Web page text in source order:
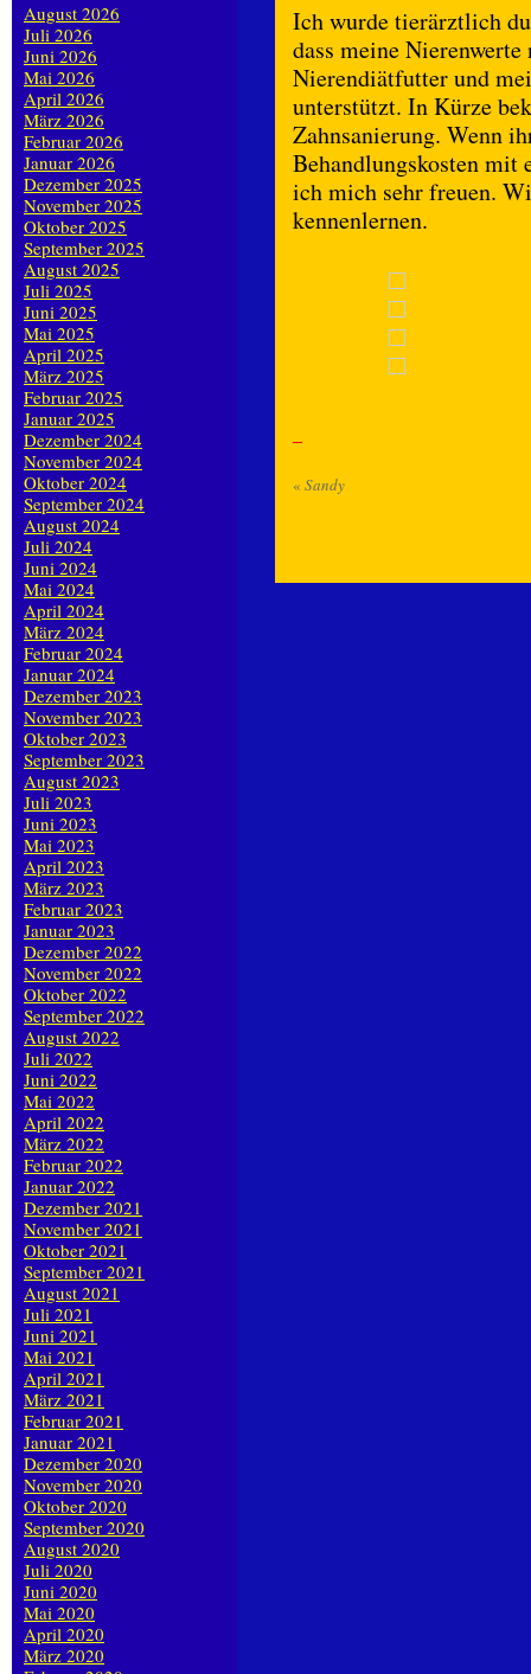
Ich wurde tierärztlich
dass meine
Nierendiätfutter und
unterstützt. In Kürze
Zahnsanierung. Wenn
Behandlungskosten mit
ich mich sehr freuen.
kennenlernen.
« Sandy
August 2026
Juli 2026
Juni 2026
Mai 2026
April 2026
März 2026
Februar 2026
Januar 2026
Dezember 2025
November 2025
Oktober 2025
September 2025
August 2025
Juli 2025
Juni 2025
Mai 2025
April 2025
März 2025
Februar 2025
Januar 2025
Dezember 2024
November 2024
Oktober 2024
September 2024
August 2024
Juli 2024
Juni 2024
Mai 2024
April 2024
März 2024
Februar 2024
Januar 2024
Dezember 2023
November 2023
Oktober 2023
September 2023
August 2023
Juli 2023
Juni 2023
Mai 2023
April 2023
März 2023
Februar 2023
Januar 2023
Dezember 2022
November 2022
Oktober 2022
September 2022
August 2022
Juli 2022
Juni 2022
Mai 2022
April 2022
März 2022
Februar 2022
Januar 2022
Dezember 2021
November 2021
Oktober 2021
September 2021
August 2021
Juli 2021
Juni 2021
Mai 2021
April 2021
März 2021
Februar 2021
Januar 2021
Dezember 2020
November 2020
Oktober 2020
September 2020
August 2020
Juli 2020
Juni 2020
Mai 2020
April 2020
März 2020